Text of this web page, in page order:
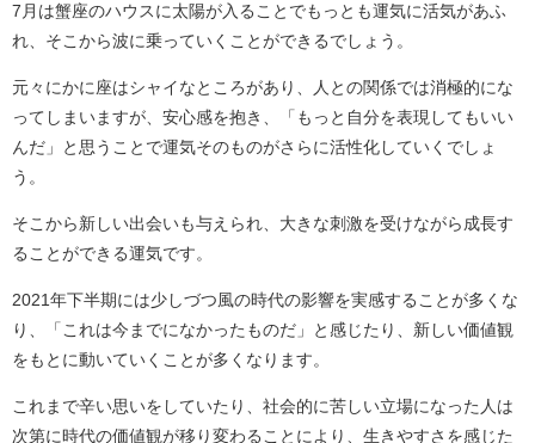
7月は蟹座のハウスに太陽が入ることでもっとも運気に活気があふ
れ、そこから波に乗っていくことができるでしょう。
元々にかに座はシャイなところがあり、人との関係では消極的にな
ってしまいますが、安心感を抱き、「もっと自分を表現してもいい
んだ」と思うことで運気そのものがさらに活性化していくでしょ
う。
そこから新しい出会いも与えられ、大きな刺激を受けながら成長す
ることができる運気です。
2021年下半期には少しづつ風の時代の影響を実感することが多くな
り、「これは今までになかったものだ」と感じたり、新しい価値観
をもとに動いていくことが多くなります。
これまで辛い思いをしていたり、社会的に苦しい立場になった人は
次第に時代の価値観が移り変わることにより、生きやすさを感じた